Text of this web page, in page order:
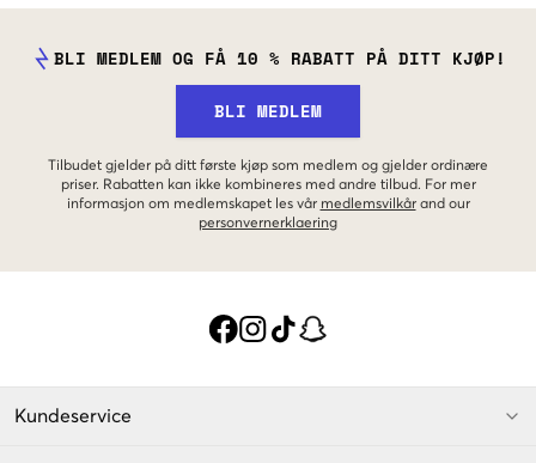
BLI MEDLEM OG FÅ 10 % RABATT PÅ DITT KJØP!
BLI MEDLEM
Tilbudet gjelder på ditt første kjøp som medlem og gjelder ordinære
priser. Rabatten kan ikke kombineres med andre tilbud. For mer
informasjon om medlemskapet les vår medlemsvilkår and our
personvernerklaering
Kundeservice